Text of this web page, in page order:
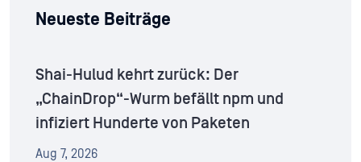
Neueste Beiträge
Shai-Hulud kehrt zurück: Der
„ChainDrop“-Wurm befällt npm und
infiziert Hunderte von Paketen
Aug 7, 2026